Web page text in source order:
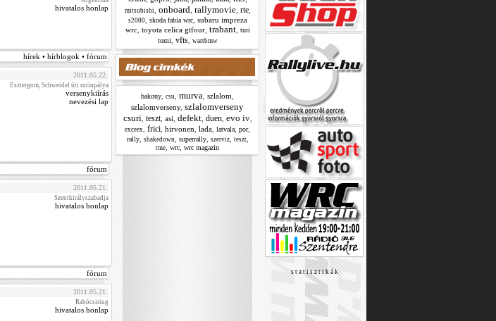
hivatalos honlap
hírek • hírblogok • fórum
2011.05.22.
Esztergom, Schweidel úti rutinpálya
versenykiírás
nevezési lap
fórum
2011.05.21.
Szentkirályszabadja
hivatalos honlap
fórum
2011.05.21.
Rabócsiring
hivatalos honlap
mitsubishi onboard rallymovie, rte,
s2000, skoda fabia wrc, subaru impreza
wrc, toyota celica gtfour, trabant, turi
tomi
vfts, wartbmw
bakony csu murva szlalom
szlalomverseny, szlalomverseny
csuri teszt, asi defekt, duen, evo iv,
exceex frici hirvonen lada latvala por,
rally, shakedown superrally, szerviz, teszt,
tme wrc wrc magazin
s t a t i s z t i k á k